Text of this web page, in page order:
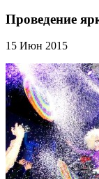
Проведение
15 Июн 2015